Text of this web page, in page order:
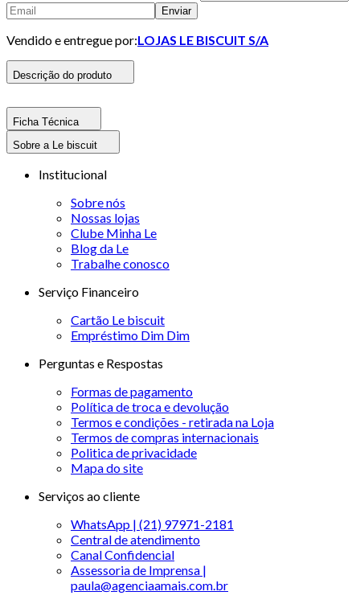
Enviar
Vendido e entregue por:LOJAS LE BISCUIT S/A
Descrição do produto
Ficha Técnica
Sobre a Le biscuit
Institucional
Sobre nós
Nossas lojas
Clube Minha Le
Blog da Le
Trabalhe conosco
Serviço Financeiro
Cartão Le biscuit
Empréstimo Dim Dim
Perguntas e Respostas
Formas de pagamento
Política de troca e devolução
Termos e condições - retirada na Loja
Termos de compras internacionais
Politica de privacidade
Mapa do site
Serviços ao cliente
WhatsApp | (21) 97971-2181
Central de atendimento
Canal Confidencial
Assessoria de Imprensa |
paula@agenciaamais.com.br